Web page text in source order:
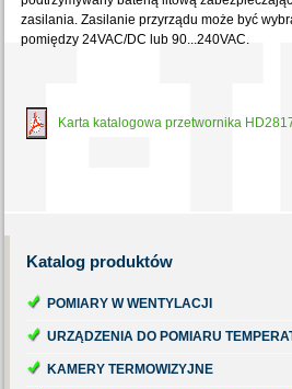
zasilania. Zasilanie przyrządu może być
pomiędzy 24VAC/DC lub 90...240VAC.
Karta katalogowa przetwornika
Katalog produktów
POMIARY W WENTYLACJI
URZĄDZENIA DO POMIARU
KAMERY TERMOWIZYJNE